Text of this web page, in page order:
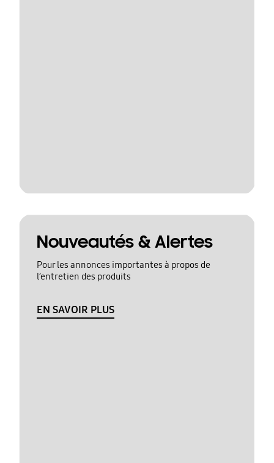
Nouveautés & Alertes
Pour les annonces importantes à propos de
l’entretien des produits
EN SAVOIR PLUS